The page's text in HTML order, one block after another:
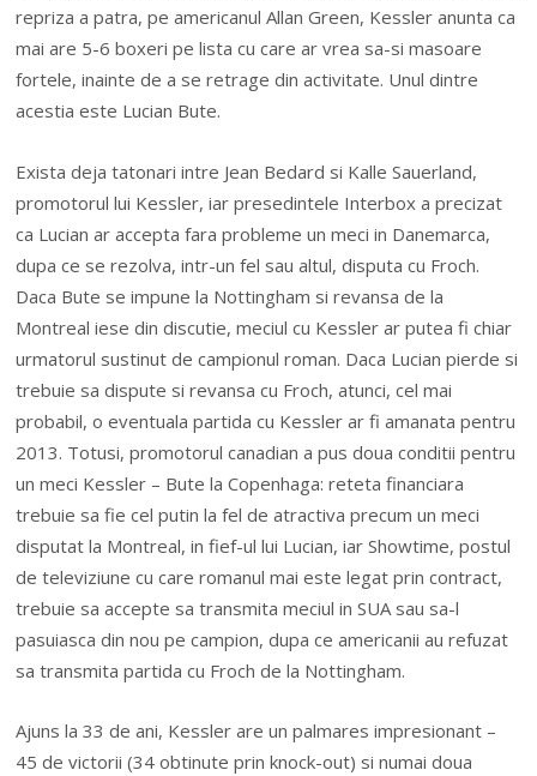
repriza a patra, pe americanul Allan Green, Kessler anunta ca
mai are 5-6 boxeri pe lista cu care ar vrea sa-si masoare
fortele, inainte de a se retrage din activitate. Unul dintre
acestia este Lucian Bute.
Exista deja tatonari intre Jean Bedard si Kalle Sauerland,
promotorul lui Kessler, iar presedintele Interbox a precizat
ca Lucian ar accepta fara probleme un meci in Danemarca,
dupa ce se rezolva, intr-un fel sau altul, disputa cu Froch.
Daca Bute se impune la Nottingham si revansa de la
Montreal iese din discutie, meciul cu Kessler ar putea fi chiar
urmatorul sustinut de campionul roman. Daca Lucian pierde si
trebuie sa dispute si revansa cu Froch, atunci, cel mai
probabil, o eventuala partida cu Kessler ar fi amanata pentru
2013. Totusi, promotorul canadian a pus doua conditii pentru
un meci Kessler – Bute la Copenhaga: reteta financiara
trebuie sa fie cel putin la fel de atractiva precum un meci
disputat la Montreal, in fief-ul lui Lucian, iar Showtime, postul
de televiziune cu care romanul mai este legat prin contract,
trebuie sa accepte sa transmita meciul in SUA sau sa-l
pasuiasca din nou pe campion, dupa ce americanii au refuzat
sa transmita partida cu Froch de la Nottingham.
Ajuns la 33 de ani, Kessler are un palmares impresionant –
45 de victorii (34 obtinute prin knock-out) si numai doua